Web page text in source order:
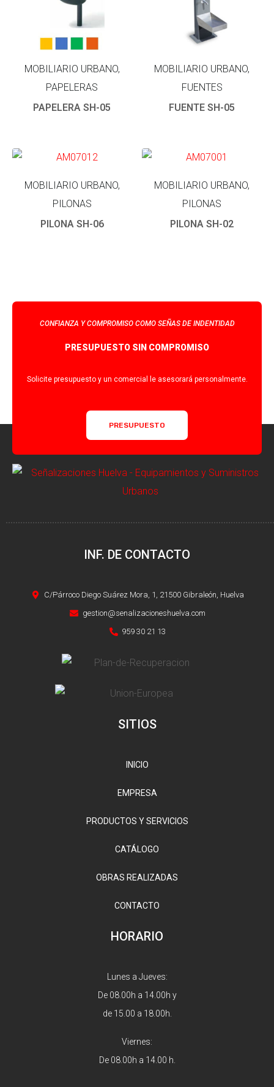
MOBILIARIO URBANO,
PAPELERAS
PAPELERA SH-05
MOBILIARIO URBANO,
FUENTES
FUENTE SH-05
MOBILIARIO URBANO,
PILONAS
PILONA SH-06
MOBILIARIO URBANO,
PILONAS
PILONA SH-02
CONFIANZA Y COMPROMISO COMO SEÑAS DE INDENTIDAD
PRESUPUESTO SIN COMPROMISO
Solicite presupuesto y un comercial le asesorará personalmente.
PRESUPUESTO
INF. DE CONTACTO
C/Párroco Diego Suárez Mora, 1, 21500 Gibraleón, Huelva
gestion@senalizacioneshuelva.com
959 30 21 13
SITIOS
INICIO
EMPRESA
PRODUCTOS Y SERVICIOS
CATÁLOGO
OBRAS REALIZADAS
CONTACTO
HORARIO
Lunes a Jueves:
De 08.00h a 14.00h y
de 15.00 a 18.00h.
Viernes:
De 08.00h a 14.00 h.